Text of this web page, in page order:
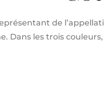
de
Dans les trois